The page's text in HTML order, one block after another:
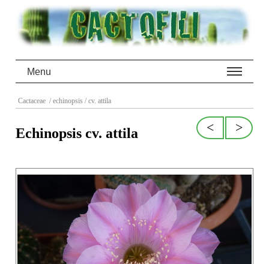
Menu
Cactaceae / echinopsis / cv. attila
>
<
Echinopsis cv. attila